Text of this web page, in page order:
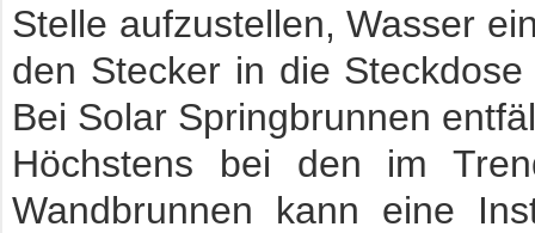
Stelle aufzustellen, Wasser
den Stecker in die
Bei Solar Springbrunnen
Höchstens bei den im
Wandbrunnen kann eine